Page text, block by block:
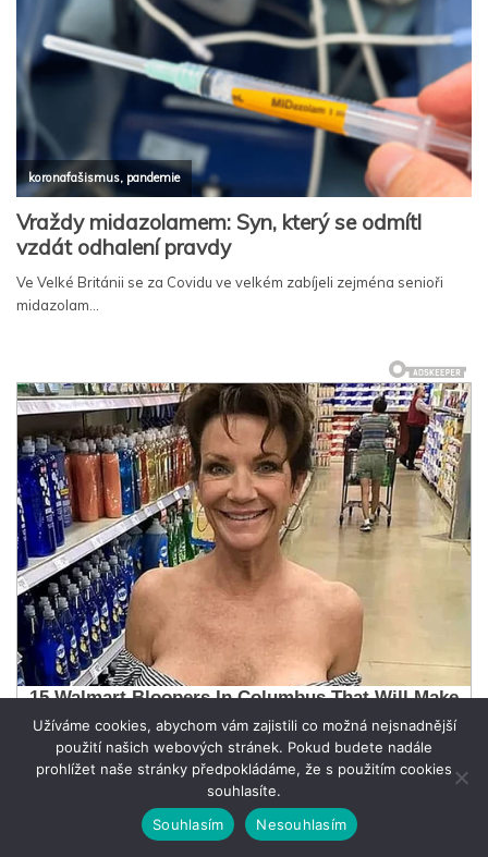
Užíváme cookies, abychom vám zajistili co možná nejsnadnější
použití našich webových stránek. Pokud budete nadále
prohlížet naše stránky předpokládáme, že s použitím cookies
souhlasíte.
Souhlasím
Nesouhlasím